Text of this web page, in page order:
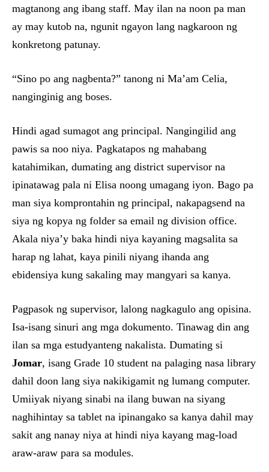
magtanong ang ibang staff. May ilan na noon pa man
ay may kutob na, ngunit ngayon lang nagkaroon ng
konkretong patunay.
“Sino po ang nagbenta?” tanong ni Ma’am Celia,
nanginginig ang boses.
Hindi agad sumagot ang principal. Nangingilid ang
pawis sa noo niya. Pagkatapos ng mahabang
katahimikan, dumating ang district supervisor na
ipinatawag pala ni Elisa noong umagang iyon. Bago pa
man siya komprontahin ng principal, nakapagsend na
siya ng kopya ng folder sa email ng division office.
Akala niya’y baka hindi niya kayaning magsalita sa
harap ng lahat, kaya pinili niyang ihanda ang
ebidensiya kung sakaling may mangyari sa kanya.
Pagpasok ng supervisor, lalong nagkagulo ang opisina.
Isa-isang sinuri ang mga dokumento. Tinawag din ang
ilan sa mga estudyanteng nakalista. Dumating si
Jomar, isang Grade 10 student na palaging nasa library
dahil doon lang siya nakikigamit ng lumang computer.
Umiiyak niyang sinabi na ilang buwan na siyang
naghihintay sa tablet na ipinangako sa kanya dahil may
sakit ang nanay niya at hindi niya kayang mag-load
araw-araw para sa modules.